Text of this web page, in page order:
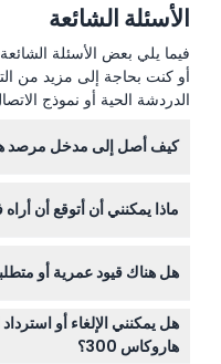
الأسئلة الشائعة
فيما يلي بعض الأسئلة
أو كنت بحاجة إلى مزيد من
الدردشة الحية أو نموذج
كيف أصل إلى مدخل مرصد
هاروكاس، ويمكن الوصول
ماذا يمكنني أن أتوقع أن أراه
60.
هل هناك قيود عمرية أو
مسموح لحاملي جوازات
هل يمكنني الإلغاء أو
هاروكاس 300؟